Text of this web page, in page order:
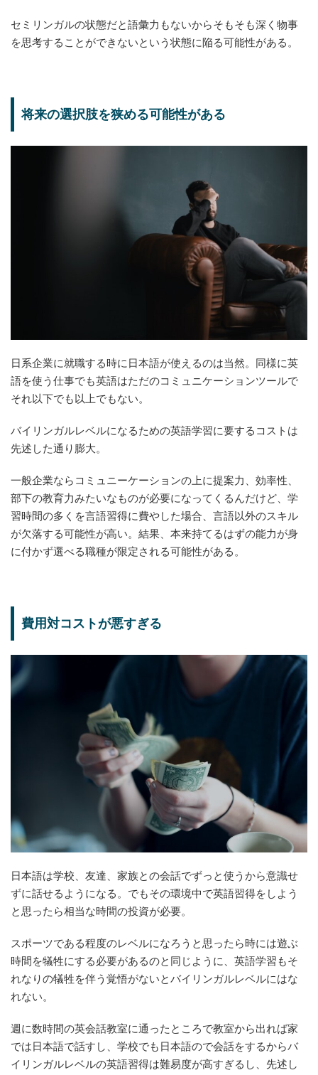
セミリンガルの状態だと語彙力もないからそもそも深く物事
を思考することができないという状態に陥る可能性がある。
将来の選択肢を狭める可能性がある
日系企業に就職する時に日本語が使えるのは当然。同様に英
語を使う仕事でも英語はただのコミュニケーションツールで
それ以下でも以上でもない。
バイリンガルレベルになるための英語学習に要するコストは
先述した通り膨大。
一般企業ならコミュニーケーションの上に提案力、効率性、
部下の教育力みたいなものが必要になってくるんだけど、学
習時間の多くを言語習得に費やした場合、言語以外のスキル
が欠落する可能性が高い。結果、本来持てるはずの能力が身
に付かず選べる職種が限定される可能性がある。
費用対コストが悪すぎる
日本語は学校、友達、家族との会話でずっと使うから意識せ
ずに話せるようになる。でもその環境中で英語習得をしよう
と思ったら相当な時間の投資が必要。
スポーツである程度のレベルになろうと思ったら時には遊ぶ
時間を犠牲にする必要があるのと同じように、英語学習もそ
れなりの犠牲を伴う覚悟がないとバイリンガルレベルにはな
れない。
週に数時間の英会話教室に通ったところで教室から出れば家
では日本語で話すし、学校でも日本語ので会話をするからバ
イリンガルレベルの英語習得は難易度が高すぎるし、先述し